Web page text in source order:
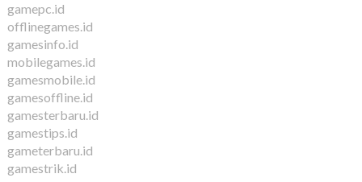
gamepc.id
offlinegames.id
gamesinfo.id
mobilegames.id
gamesmobile.id
gamesoffline.id
gamesterbaru.id
gamestips.id
gameterbaru.id
gamestrik.id